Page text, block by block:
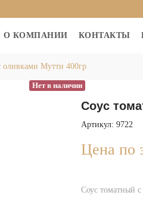
О КОМПАНИИ КОНТАКТЫ
оливками Мутти 400гр
Нет в наличии
Соус
Артикул: 9722
Цена по
Соус томатный